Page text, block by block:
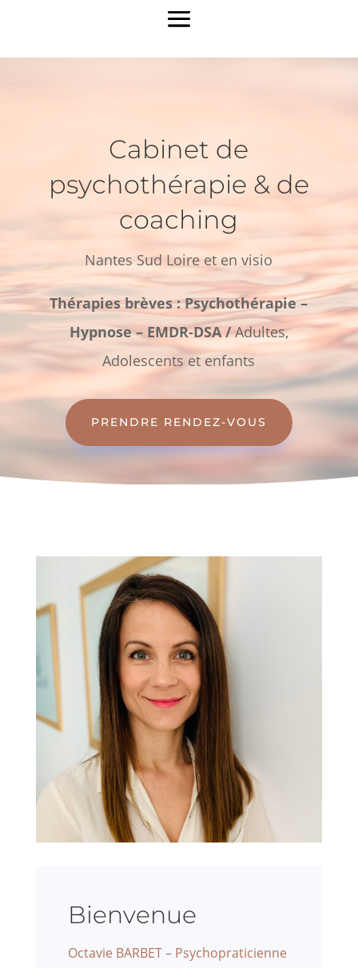
Cabinet de
psychothérapie & de
coaching
Nantes Sud Loire et en visio
Thérapies brèves : Psychothérapie –
Hypnose – EMDR-DSA /Adultes,
Adolescents et enfants
PRENDRE RENDEZ-VOUS
Bienvenue
Octavie BARBET – Psychopraticienne